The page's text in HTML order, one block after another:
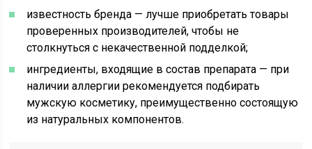
известность бренда — лучше приобретать товары
проверенных производителей, чтобы не
столкнуться с некачественной подделкой;
ингредиенты, входящие в состав препарата — при
наличии аллергии рекомендуется подбирать
мужскую косметику, преимущественно состоящую
из натуральных компонентов.